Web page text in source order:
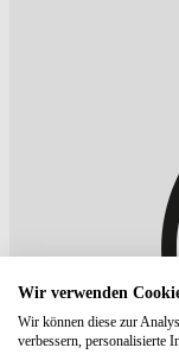
Wir verwenden
Wir können diese zur
verbessern, personalisierte